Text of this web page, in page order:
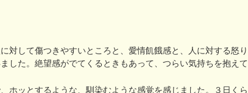
対して傷つきやすいところと、愛情飢餓感と、人に対する怒り
した。絶望感がでてくるときもあって、つらい気持ちを抱えて
ホッとするような、馴染むような感覚を感じました。３日くら